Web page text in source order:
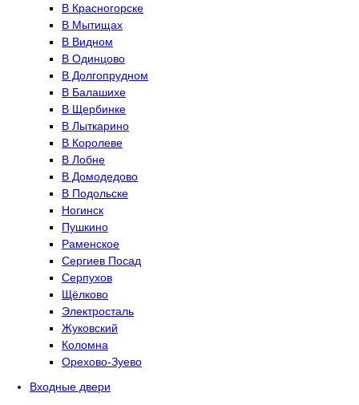
В Красногорске
В Мытищах
В Видном
В Одинцово
В Долгопрудном
В Балашихе
В Щербинке
В Лыткарино
В Королеве
В Лобне
В Домодедово
В Подольске
Ногинск
Пушкино
Раменское
Сергиев Посад
Серпухов
Щёлково
Электросталь
Жуковский
Коломна
Орехово-Зуево
Входные двери